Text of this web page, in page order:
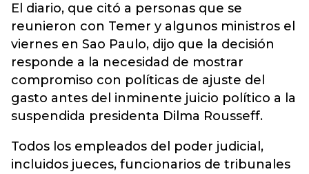
El diario, que citó a personas que se
reunieron con Temer y algunos ministros el
viernes en Sao Paulo, dijo que la decisión
responde a la necesidad de mostrar
compromiso con políticas de ajuste del
gasto antes del inminente juicio político a la
suspendida presidenta Dilma Rousseff.
Todos los empleados del poder judicial,
incluidos jueces, funcionarios de tribunales